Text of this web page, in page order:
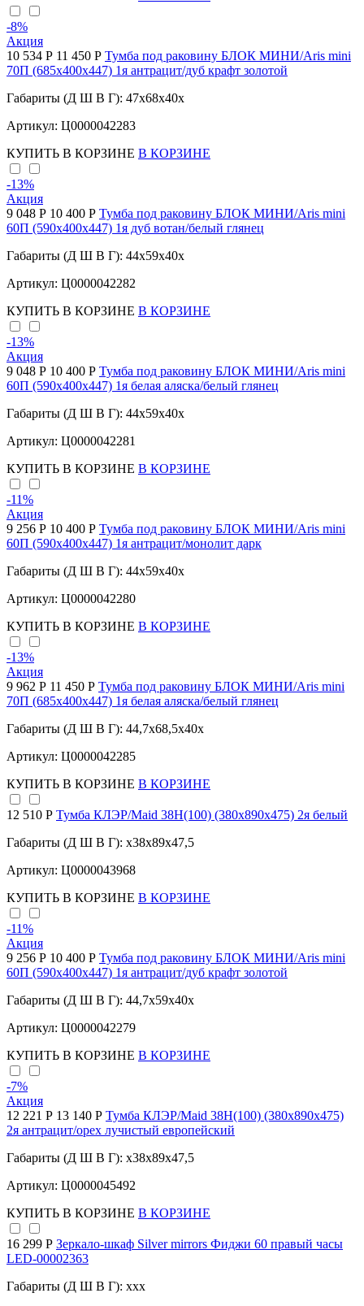
-8%
Акция
10 534 Р 11 450 Р Тумба под раковину БЛОК МИНИ/Aris mini
70П (685х400х447) 1я антрацит/дуб крафт золотой
Габариты (Д Ш В Г): 47x68x40x
Артикул: Ц0000042283
КУПИТЬ В КОРЗИНЕ В КОРЗИНЕ
-13%
Акция
9 048 Р 10 400 Р Тумба под раковину БЛОК МИНИ/Aris mini
60П (590х400х447) 1я дуб вотан/белый глянец
Габариты (Д Ш В Г): 44x59x40x
Артикул: Ц0000042282
КУПИТЬ В КОРЗИНЕ В КОРЗИНЕ
-13%
Акция
9 048 Р 10 400 Р Тумба под раковину БЛОК МИНИ/Aris mini
60П (590х400х447) 1я белая аляска/белый глянец
Габариты (Д Ш В Г): 44x59x40x
Артикул: Ц0000042281
КУПИТЬ В КОРЗИНЕ В КОРЗИНЕ
-11%
Акция
9 256 Р 10 400 Р Тумба под раковину БЛОК МИНИ/Aris mini
60П (590х400х447) 1я антрацит/монолит дарк
Габариты (Д Ш В Г): 44x59x40x
Артикул: Ц0000042280
КУПИТЬ В КОРЗИНЕ В КОРЗИНЕ
-13%
Акция
9 962 Р 11 450 Р Тумба под раковину БЛОК МИНИ/Aris mini
70П (685х400х447) 1я белая аляска/белый глянец
Габариты (Д Ш В Г): 44,7x68,5x40x
Артикул: Ц0000042285
КУПИТЬ В КОРЗИНЕ В КОРЗИНЕ
12 510 Р Тумба КЛЭР/Maid 38Н(100) (380х890х475) 2я белый
Габариты (Д Ш В Г): x38x89x47,5
Артикул: Ц0000043968
КУПИТЬ В КОРЗИНЕ В КОРЗИНЕ
-11%
Акция
9 256 Р 10 400 Р Тумба под раковину БЛОК МИНИ/Aris mini
60П (590х400х447) 1я антрацит/дуб крафт золотой
Габариты (Д Ш В Г): 44,7x59x40x
Артикул: Ц0000042279
КУПИТЬ В КОРЗИНЕ В КОРЗИНЕ
-7%
Акция
12 221 Р 13 140 Р Тумба КЛЭР/Maid 38Н(100) (380х890х475)
2я антрацит/орех лучистый европейский
Габариты (Д Ш В Г): x38x89x47,5
Артикул: Ц0000045492
КУПИТЬ В КОРЗИНЕ В КОРЗИНЕ
16 299 Р Зеркало-шкаф Silver mirrors Фиджи 60 правый часы
LED-00002363
Габариты (Д Ш В Г): xxx